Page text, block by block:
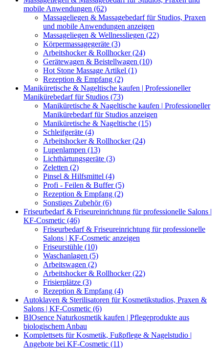
mobile Anwendungen (62)
Massageliegen & Massagebedarf für Studios, Praxen
und mobile Anwendungen anzeigen
Massageliegen & Wellnessliegen (22)
Körpermassagegeräte (3)
Arbeitshocker & Rollhocker (24)
Gerätewagen & Beistellwagen (10)
Hot Stone Massage Artikel (1)
Rezeption & Empfang (2)
Maniküretische & Nageltische kaufen | Professioneller
Manikürebedarf für Studios (73)
Maniküretische & Nageltische kaufen | Professioneller
Manikürebedarf für Studios anzeigen
Maniküretische & Nageltische (15)
Schleifgeräte (4)
Arbeitshocker & Rollhocker (24)
Lupenlampen (13)
Lichthärtungsgeräte (3)
Zeletten (2)
Pinsel & Hilfsmittel (4)
Profi - Feilen & Buffer (5)
Rezeption & Empfang (2)
Sonstiges Zubehör (6)
Friseurbedarf & Friseureinrichtung für professionelle Salons |
KF-Cosmetic (46)
Friseurbedarf & Friseureinrichtung für professionelle
Salons | KF-Cosmetic anzeigen
Friseurstühle (10)
Waschanlagen (5)
Arbeitswagen (2)
Arbeitshocker & Rollhocker (22)
Frisierplätze (3)
Rezeption & Empfang (4)
Autoklaven & Sterilisatoren für Kosmetikstudios, Praxen &
Salons | KF-Cosmetic (6)
BIOsence Naturkosmetik kaufen | Pflegeprodukte aus
biologischem Anbau
Komplettsets für Kosmetik, Fußpflege & Nagelstudio |
Angebote bei KF-Cosmetic (11)